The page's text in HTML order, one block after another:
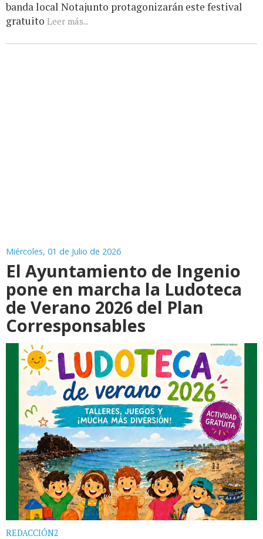
banda local Notajunto protagonizarán este festival
gratuito Leer más...
Miércoles, 01 de Julio de 2026
El Ayuntamiento de Ingenio
pone en marcha la Ludoteca
de Verano 2026 del Plan
Corresponsables
REDACCIÓN2